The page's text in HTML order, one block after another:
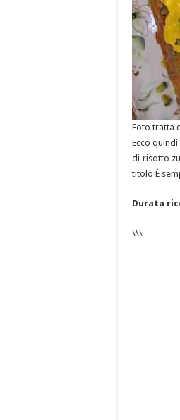
Foto tratta
Ecco
di risotto
titolo È
Durata
\\\